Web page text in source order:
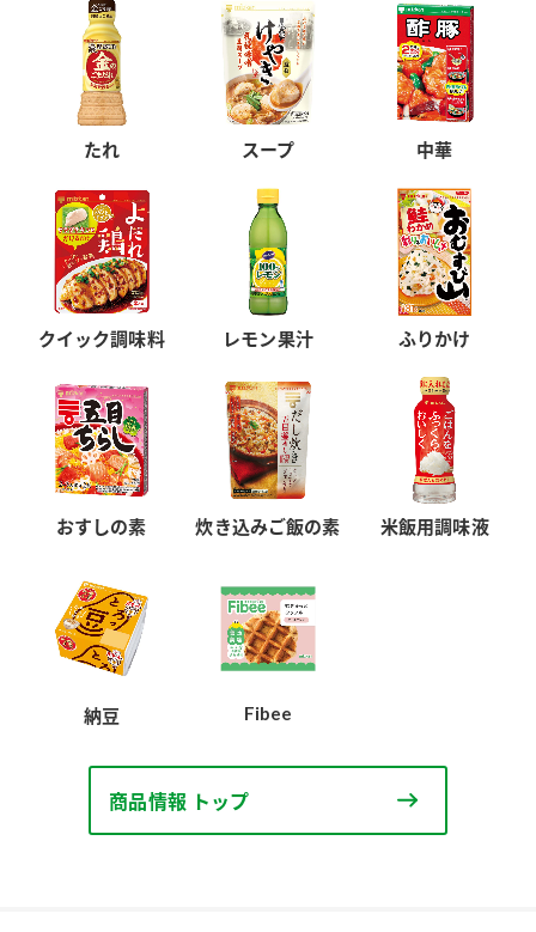
たれ スープ 中華
クイック調味料 レモン果汁 ふりかけ
おすしの素 炊き込みご飯の素 米飯用調味液
納豆 Fibee
商品情報 トップ